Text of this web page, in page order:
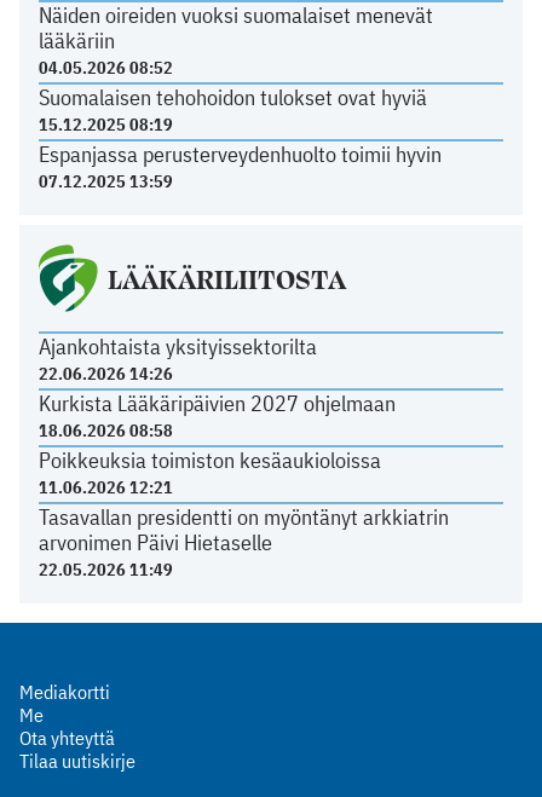
Näiden oireiden vuoksi suomalaiset menevät
lääkäriin
04.05.2026 08:52
Suomalaisen tehohoidon tulokset ovat hyviä
15.12.2025 08:19
Espanjassa perusterveydenhuolto toimii hyvin
07.12.2025 13:59
LÄÄKÄRILIITOSTA
Ajankohtaista yksityissektorilta
22.06.2026 14:26
Kurkista Lääkäripäivien 2027 ohjelmaan
18.06.2026 08:58
Poikkeuksia toimiston kesäaukioloissa
11.06.2026 12:21
Tasavallan presidentti on myöntänyt arkkiatrin
arvonimen Päivi Hietaselle
22.05.2026 11:49
Mediakortti
Me
Ota yhteyttä
Tilaa uutiskirje